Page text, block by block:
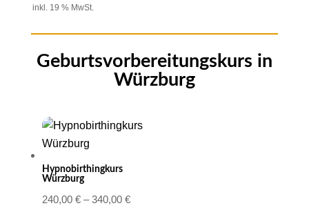
inkl. 19 % MwSt.
Geburtsvorbereitungs­kurs in
Würzburg
Hypnobirthingkurs
Würzburg
240,00 €–340,00 €